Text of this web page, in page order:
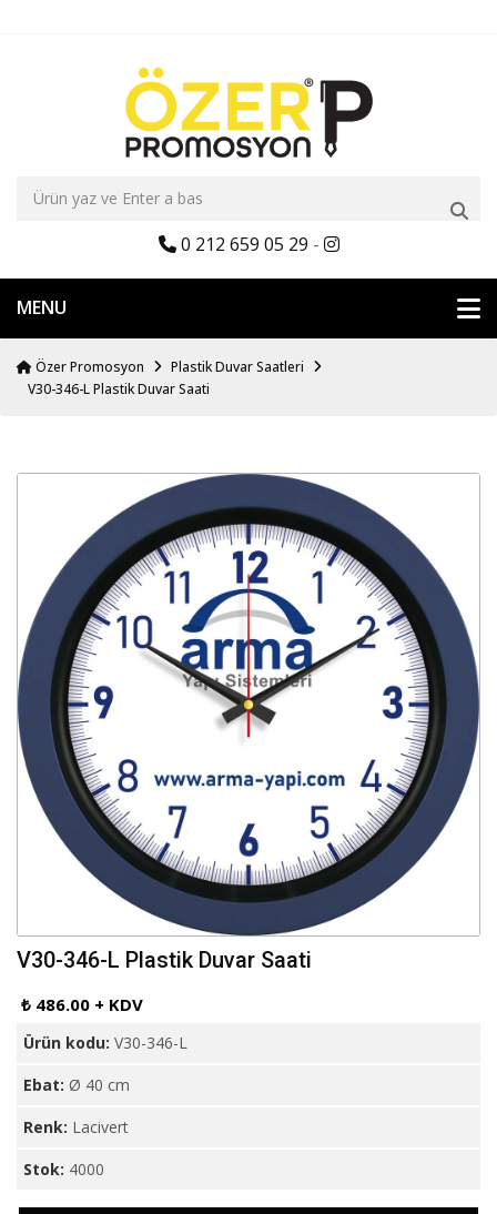
0 212 659 05 29 -
MENU
Özer Promosyon
Plastik Duvar Saatleri
V30-346-L Plastik Duvar Saati
V30-346-L Plastik Duvar Saati
₺ 486.00 + KDV
Ürün kodu: V30-346-L
Ebat: Ø 40 cm
Renk: Lacivert
Stok: 4000